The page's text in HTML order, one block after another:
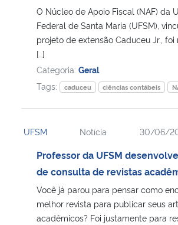
Ministério da Mulher, da Família e dos Direitos
Secretaria-Geral
Secretaria de Governo
O Núcleo de Apoio Fiscal (NAF) da
Federal de Santa Maria (UFSM),
projeto de extensão Caduceu Jr.,
[…]
Categoria: Geral
Tags:
caduceu ciências contábeis
UFSM Notícia 30/06/
Professor da UFSM
de consulta de revistas
Você já parou para pensar como
melhor revista para publicar seus
acadêmicos? Foi justamente para